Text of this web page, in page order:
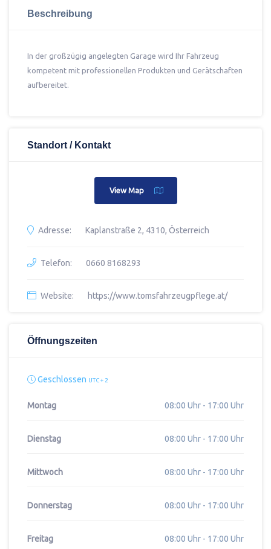
Beschreibung
In der großzügig angelegten Garage wird Ihr Fahrzeug
kompetent mit professionellen Produkten und Gerätschaften
aufbereitet.
Standort / Kontakt
View Map
Adresse: Kaplanstraße 2, 4310, Österreich
Telefon: 0660 8168293
Website: https://www.tomsfahrzeugpflege.at/
Öffnungszeiten
Geschlossen UTC + 2
Montag 08:00 Uhr - 17:00 Uhr
Dienstag 08:00 Uhr - 17:00 Uhr
Mittwoch 08:00 Uhr - 17:00 Uhr
Donnerstag 08:00 Uhr - 17:00 Uhr
Freitag 08:00 Uhr - 17:00 Uhr